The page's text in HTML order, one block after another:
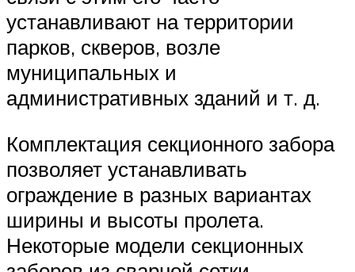
устанавливают на территории
парков, скверов, возле
муниципальных и
административных зданий и т. д.
Комплектация секционного забора
позволяет устанавливать
ограждение в разных вариантах
ширины и высоты пролета.
Некоторые модели секционных